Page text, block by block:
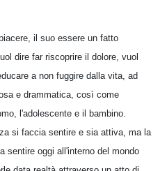
il suo essere un fatto
dire far riscoprire il dolore, vuol
a non fuggire dalla vita, ad
e drammatica, così come
l'adolescente e il bambino.
si faccia sentire e sia attiva, ma la
sentire oggi all'interno del mondo